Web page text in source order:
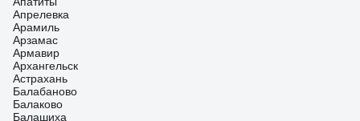
Апрелевка
Арамиль
Арзамас
Армавир
Архангельск
Астрахань
Балабаново
Балаково
Балашиха